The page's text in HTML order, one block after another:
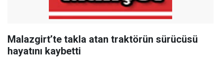
Malazgirt’te takla atan traktörün sürücüsü
hayatını kaybetti